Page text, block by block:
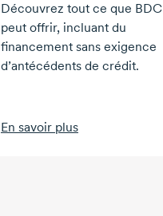
Découvrez tout ce que BDC
peut offrir, incluant du
financement sans exigence
d’antécédents de crédit.
En savoir plus